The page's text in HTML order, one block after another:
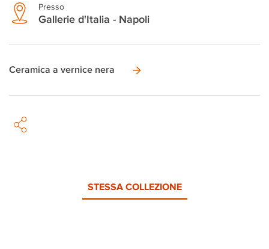
Presso
Gallerie d'Italia - Napoli
Ceramica a vernice nera
STESSA COLLEZIONE